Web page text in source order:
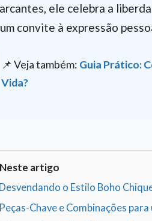
ele celebra a
um convite à expressão
📌 Veja também: Guia Prático:
Vida?
artigo
Desvendando o Estilo Boho
Peças-Chave e Combinações